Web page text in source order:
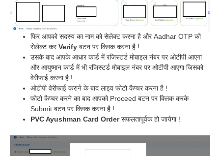
फिर आपको सदस्य का नाम को सेलेक्ट करना है और Aadhar OTP को
सेलेक्ट करVerify बटन पर क्लिक करना है !
उसके बाद आपके आधार कार्ड में रजिस्टर्ड मोबाइल नंबर पर ओटीपी आएगा
और आयुष्मान कार्ड में भी रजिस्टर्ड मोबाइल नंबर पर ओटीपी आएगा जिसको
वेरीफाई करना है !
ओटीपी वेरीफाई कराने के बाद लाइव फोटो कैप्चर करना है !
फोटो कैप्चर करने का बाद आपको Proceed बटन पर क्लिक करके
Submit बटन पर क्लिक करना है !
PVC Ayushman Card Orderसफलतापूर्वक हो जायेगा !